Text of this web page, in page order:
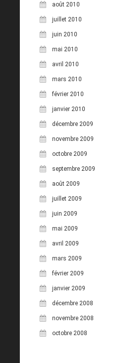
août 2010
juillet 2010
juin 2010
mai 2010
avril 2010
mars 2010
février 2010
janvier 2010
décembre 2009
novembre 2009
octobre 2009
septembre 2009
août 2009
juillet 2009
juin 2009
mai 2009
avril 2009
mars 2009
février 2009
janvier 2009
décembre 2008
novembre 2008
octobre 2008